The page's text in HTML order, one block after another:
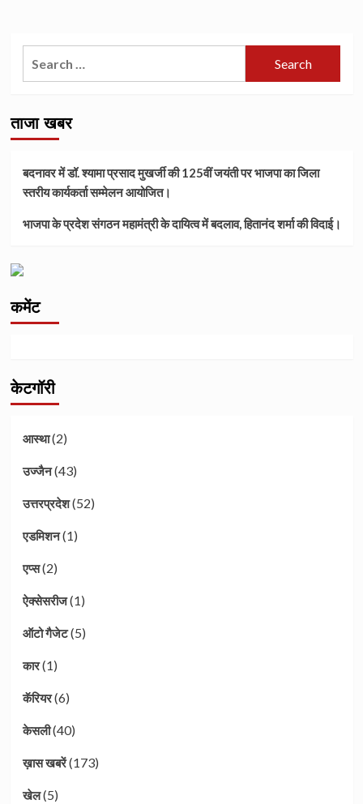
ताजा खबर
बदनावर में डॉ. श्यामा प्रसाद मुखर्जी की 125वीं जयंती पर भाजपा का जिला
स्तरीय कार्यकर्ता सम्मेलन आयोजित।
भाजपा के प्रदेश संगठन महामंत्री के दायित्व में बदलाव, हितानंद शर्मा की विदाई।
कमेंट
केटगॉरी
आस्था(2)
उज्जैन(43)
उत्तरप्रदेश(52)
एडमिशन(1)
एप्स(2)
ऐक्सेसरीज(1)
ऑटो गैजेट(5)
कार(1)
कॅरियर(6)
केसली(40)
ख़ास खबरें(173)
खेल(5)